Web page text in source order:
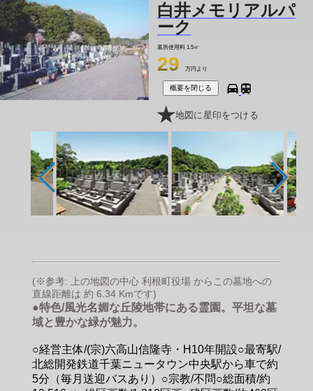
白井メモリアルパ
ーク
墓所使用料 1.5㎡
29 万円より
概要を閉じる
地図に星印をつける
(※参考: 上の地図の中心 利根町役場 からこの墓地への
直線距離は 約 6.34 Kmです)
●特色/風光名媚な丘陵地帯にある霊園。平坦な墓
域と豊かな緑が魅力。
○経営主体/(宗)六高山信隆寺・H10年開設○最寄駅/
北総開発鉄道千葉ニュータウン中央駅から車で約
5分（毎月送迎バスあり）○宗教/不問○総面積/約